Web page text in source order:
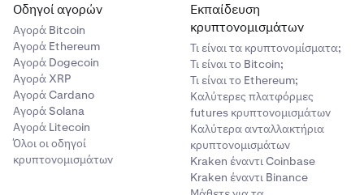
Οδηγοί αγορών
Αγορά Bitcoin
Αγορά Ethereum
Αγορά Dogecoin
Αγορά XRP
Αγορά Cardano
Αγορά Solana
Αγορά Litecoin
Όλοι οι οδηγοί
κρυπτονομισμάτων
Εκπαίδευση
κρυπτονομισμάτων
Τι είναι τα κρυπτονομίσματα;
Τι είναι το Bitcoin;
Τι είναι το Ethereum;
Καλύτερες πλατφόρμες
futures κρυπτονομισμάτων
Καλύτερα ανταλλακτήρια
κρυπτονομισμάτων
Kraken έναντι Coinbase
Kraken έναντι Binance